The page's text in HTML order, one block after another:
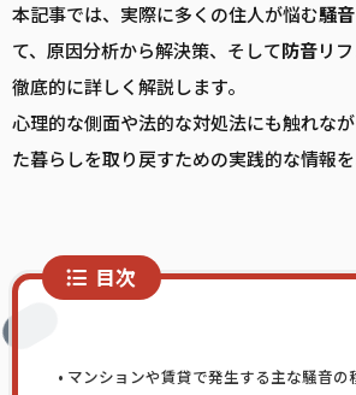
本記事では、実際に多くの住人が悩む騒音
て、原因分析から解決策、そして防音リ
徹底的に詳しく解説します。
心理的な側面や法的な対処法にも触れな
た暮らしを取り戻すための実践的な情報を
目次
マンションや賃貸で発生する主な騒音の